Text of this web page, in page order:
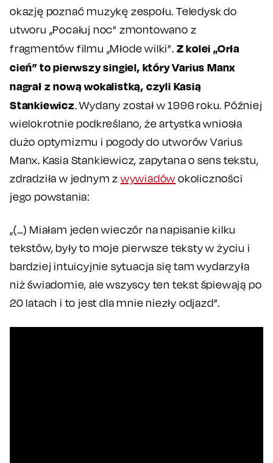
okazję poznać muzykę zespołu. Teledysk do
utworu „Pocałuj noc” zmontowano z
fragmentów filmu „Młode wilki”. Z kolei „Orła
cień” to pierwszy singiel, który Varius Manx
nagrał z nową wokalistką, czyli Kasią
Stankiewicz. Wydany został w 1996 roku. Później
wielokrotnie podkreślano, że artystka wniosła
dużo optymizmu i pogody do utworów Varius
Manx. Kasia Stankiewicz, zapytana o sens tekstu,
zdradziła w jednym zwywiadów okoliczności
jego powstania:
„(…) Miałam jeden wieczór na napisanie kilku
tekstów, były to moje pierwsze teksty w życiu i
bardziej intuicyjnie sytuacja się tam wydarzyła
niż świadomie, ale wszyscy ten tekst śpiewają po
20 latach i to jest dla mnie niezły odjazd”.